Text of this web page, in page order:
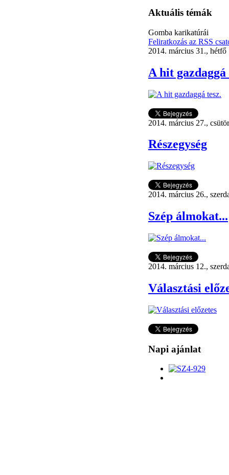
Aktuális témák
Gomba karikatúrái
Feliratkozás az RSS
2014. március 31., hétfő
A hit gazdaggá
2014. március 27.,
Részegység
2014. március 26.,
Szép álmokat...
2014. március 12.,
Választási
Napi ajánlat